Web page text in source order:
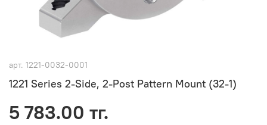
арт. 1221-0032-0001
1221 Series 2-Side, 2-Post Pattern Mount (32-1)
5 783.00 тг.